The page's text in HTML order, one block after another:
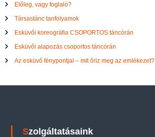
Előleg, vagy foglaló?
Társastánc tanfolyamok
Esküvői koreográfia CSOPORTOS táncórán
Esküvői alapozás csoportos táncórán
Az esküvő fénypontjai – mit őriz meg az emlékezet?
Szolgáltatásaink